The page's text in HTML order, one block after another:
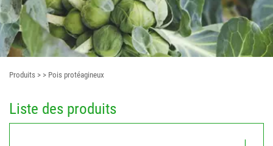
Produits > > Pois protéagineux
Liste des produits